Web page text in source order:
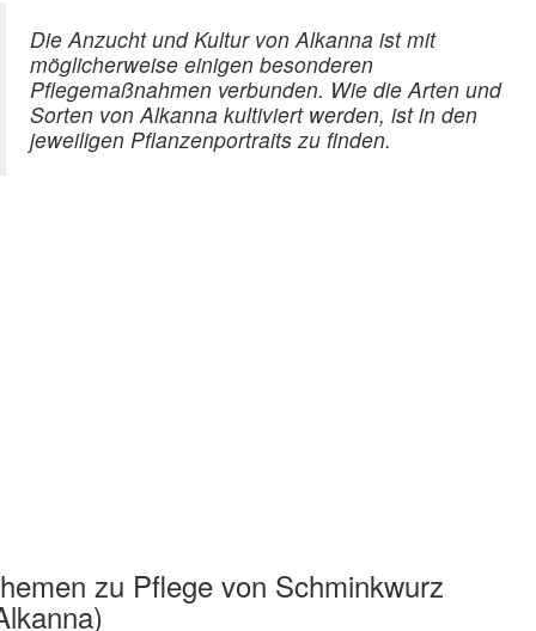
Die Anzucht und Kultur von Alkanna ist mit
möglicherweise einigen besonderen
Pflegemaßnahmen verbunden. Wie die Arten und
Sorten von Alkanna kultiviert werden, ist in den
jeweiligen Pflanzenportraits zu finden.
zu Pflege von Schminkwurz